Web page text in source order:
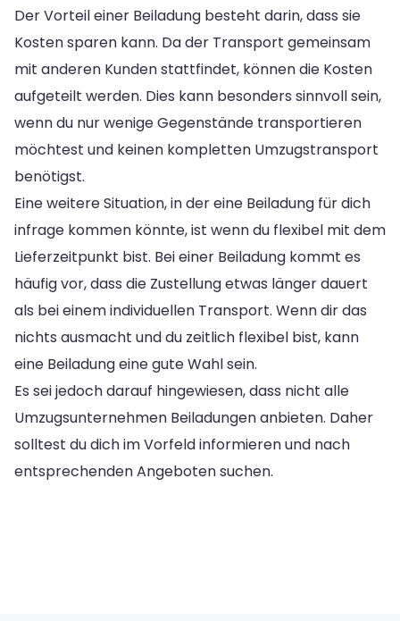
Der Vorteil einer Beiladung besteht darin, dass sie
Kosten sparen kann. Da der Transport gemeinsam
mit anderen Kunden stattfindet, können die Kosten
aufgeteilt werden. Dies kann besonders sinnvoll sein,
wenn du nur wenige Gegenstände transportieren
möchtest und keinen kompletten Umzugstransport
benötigst.
Eine weitere Situation, in der eine Beiladung für dich
infrage kommen könnte, ist wenn du flexibel mit dem
Lieferzeitpunkt bist. Bei einer Beiladung kommt es
häufig vor, dass die Zustellung etwas länger dauert
als bei einem individuellen Transport. Wenn dir das
nichts ausmacht und du zeitlich flexibel bist, kann
eine Beiladung eine gute Wahl sein.
Es sei jedoch darauf hingewiesen, dass nicht alle
Umzugsunternehmen Beiladungen anbieten. Daher
solltest du dich im Vorfeld informieren und nach
entsprechenden Angeboten suchen.